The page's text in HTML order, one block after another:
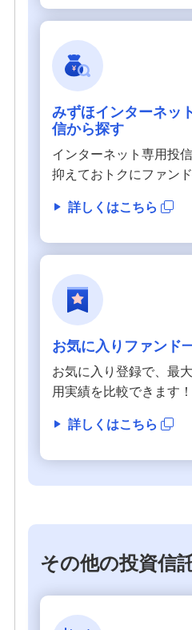
お客さまサポート
困ったときは・よくあるご質問
みずほ銀行について
みずほインターネッ
信から探す
インターネット専用投
抑えておトクにファン
詳しくはこちら
お気に入りファンド
お気に入り登録で、最
用実績を比較できます！
詳しくはこちら
その他の投資信